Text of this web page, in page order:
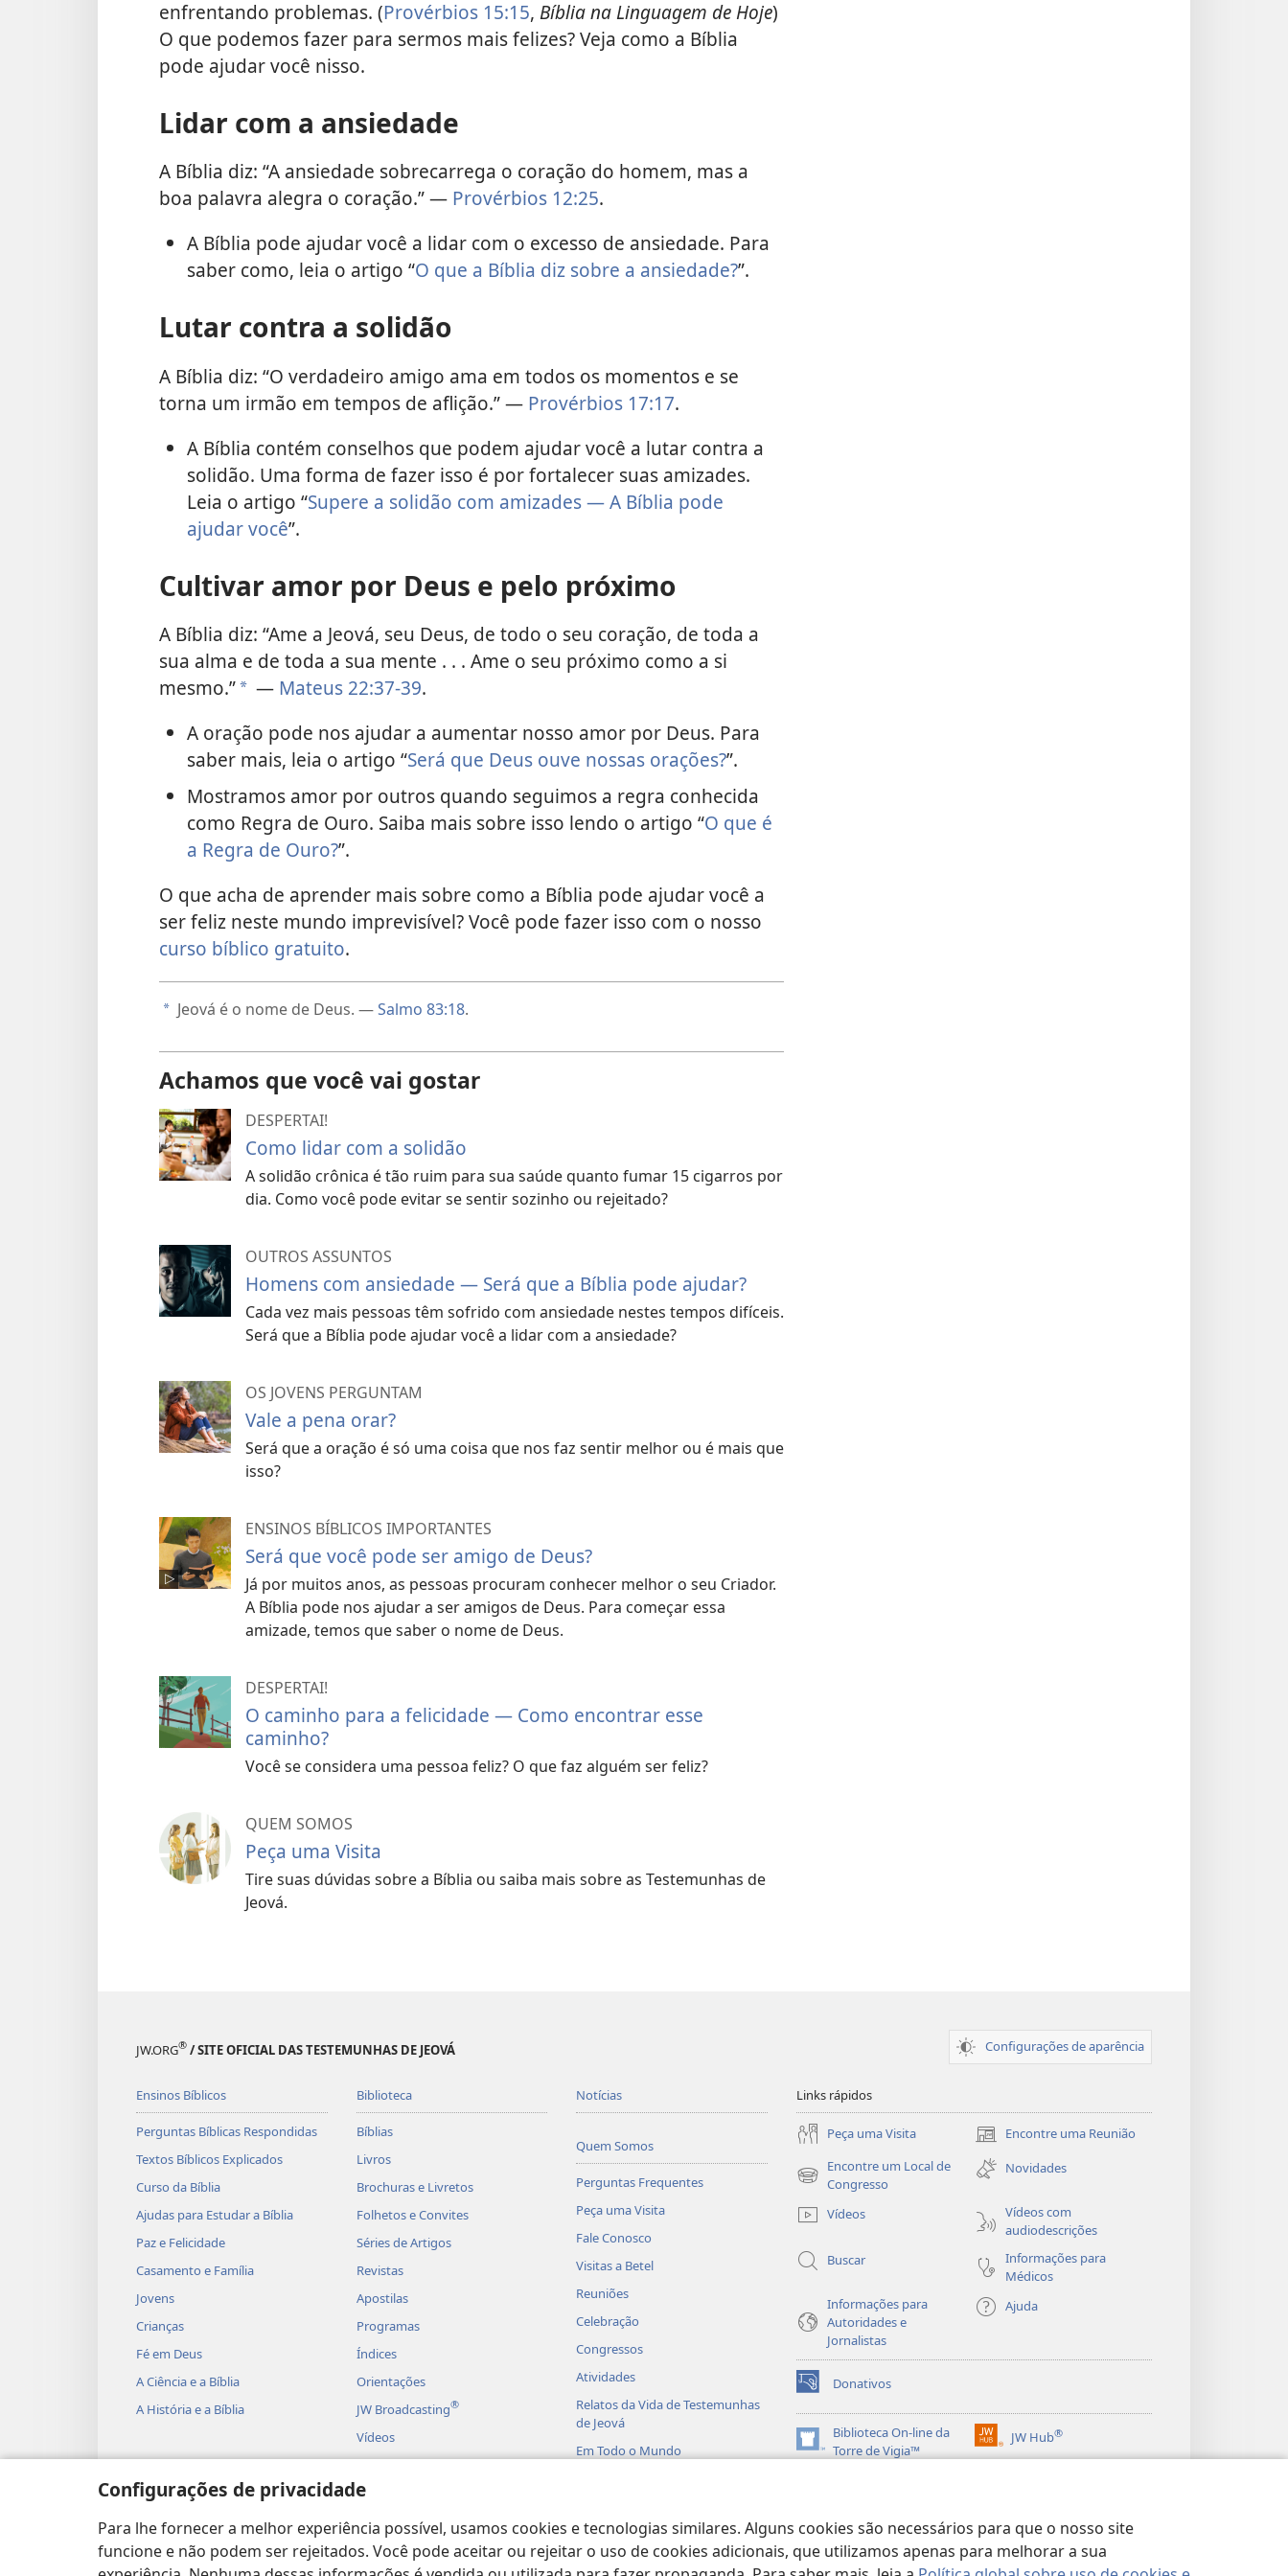
Configurações de privacidade
Para lhe fornecer a melhor experiência possível, usamos cookies e tecnologias similares. Alguns cookies são necessários para que o nosso site
funcione e não podem ser rejeitados. Você pode aceitar ou rejeitar o uso de cookies adicionais, que utilizamos apenas para melhorar a sua
enfrentando problemas. (Provérbios 15:15, Bíblia na Linguagem de Hoje)
O que podemos fazer para sermos mais felizes? Veja como a Bíblia
pode ajudar você nisso.
Lidar com a ansiedade
A Bíblia diz: “A ansiedade sobrecarrega o coração do homem, mas a
boa palavra alegra o coração.” — Provérbios 12:25.
A Bíblia pode ajudar você a lidar com o excesso de ansiedade. Para
saber como, leia o artigo “O que a Bíblia diz sobre a ansiedade?”.
Lutar contra a solidão
A Bíblia diz: “O verdadeiro amigo ama em todos os momentos e se
torna um irmão em tempos de aflição.” — Provérbios 17:17.
A Bíblia contém conselhos que podem ajudar você a lutar contra a
solidão. Uma forma de fazer isso é por fortalecer suas amizades.
Leia o artigo “Supere a solidão com amizades — A Bíblia pode
ajudar você”.
Cultivar amor por Deus e pelo próximo
A Bíblia diz: “Ame a Jeová, seu Deus, de todo o seu coração, de toda a
sua alma e de toda a sua mente . . . Ame o seu próximo como a si
mesmo.”a — Mateus 22:37-39.
A oração pode nos ajudar a aumentar nosso amor por Deus. Para
saber mais, leia o artigo “Será que Deus ouve nossas orações?”.
Mostramos amor por outros quando seguimos a regra conhecida
como Regra de Ouro. Saiba mais sobre isso lendo o artigo “O que é
a Regra de Ouro?”.
O que acha de aprender mais sobre como a Bíblia pode ajudar você a
ser feliz neste mundo imprevisível? Você pode fazer isso com o nosso
curso bíblico gratuito.
a Jeová é o nome de Deus. —Salmo 83:18.
Achamos que você vai gostar
DESPERTAI!
Como lidar com a solidão
A solidão crônica é tão ruim para sua saúde quanto fumar 15 cigarros por
dia. Como você pode evitar se sentir sozinho ou rejeitado?
OUTROS ASSUNTOS
Homens com ansiedade — Será que a Bíblia pode ajudar?
Cada vez mais pessoas têm sofrido com ansiedade nestes tempos difíceis.
Será que a Bíblia pode ajudar você a lidar com a ansiedade?
OS JOVENS PERGUNTAM
Vale a pena orar?
Será que a oração é só uma coisa que nos faz sentir melhor ou é mais que
isso?
ENSINOS BÍBLICOS IMPORTANTES
Será que você pode ser amigo de Deus?
Já por muitos anos, as pessoas procuram conhecer melhor o seu Criador.
A Bíblia pode nos ajudar a ser amigos de Deus. Para começar essa
amizade, temos que saber o nome de Deus.
DESPERTAI!
O caminho para a felicidade — Como encontrar esse
caminho?
Você se considera uma pessoa feliz? O que faz alguém ser feliz?
QUEM SOMOS
Peça uma Visita
Tire suas dúvidas sobre a Bíblia ou saiba mais sobre as Testemunhas de
Jeová.
JW.ORG® / SITE OFICIAL DAS TESTEMUNHAS DE JEOVÁ Configurações de aparência
Ensinos Bíblicos
Perguntas Bíblicas Respondidas
Textos Bíblicos Explicados
Curso da Bíblia
Ajudas para Estudar a Bíblia
Paz e Felicidade
Casamento e Família
Jovens
Crianças
Fé em Deus
A Ciência e a Bíblia
A História e a Bíblia
Biblioteca
Bíblias
Livros
Brochuras e Livretos
Folhetos e Convites
Séries de Artigos
Revistas
Apostilas
Programas
Índices
Orientações
JW Broadcasting®
Vídeos
Músicas
Peças Teatrais em Áudio
Leituras Bíblicas Dramatizadas
Notícias
Quem Somos
Perguntas Frequentes
Peça uma Visita
Fale Conosco
Visitas a Betel
Reuniões
Celebração
Congressos
Atividades
Relatos da Vida de Testemunhas
de Jeová
Em Todo o Mundo
Links rápidos
Peça uma Visita Encontre uma Reunião
(abre
nova
janela)
Encontre um Local de
Congresso
(abre
janela)
Novidades
Vídeos
Vídeos com
audiodescrições
Buscar
Informações para
Médicos
Informações para
Autoridades e
Jornalistas
Ajuda
Donativos
(abre
nova
janela) Biblioteca On-line da
Torre de Vigia™
(abre
JW Hub®
(abre
nova